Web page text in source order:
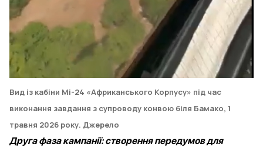
Вид із кабіни Мі-24 «Африканського Корпусу» під час
виконання завдання з супроводу конвою біля Бамако, 1
травня 2026 року. Джерело
Друга фаза кампанії: створення передумов для